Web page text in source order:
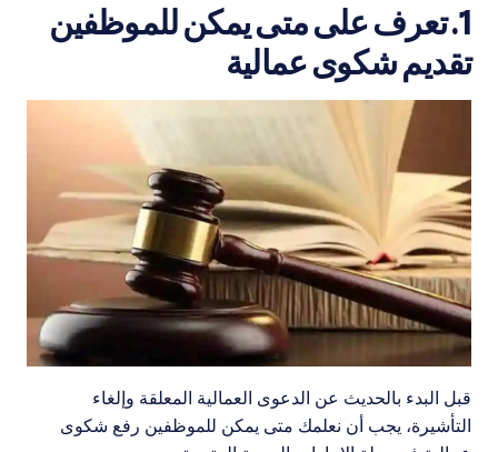
1. تعرف على متى يمكن للموظفين
تقديم شكوى عمالية
قبل البدء بالحديث عن الدعوى العمالية المعلقة وإلغاء
التأشيرة، يجب أن نعلمك متى يمكن للموظفين رفع شكوى